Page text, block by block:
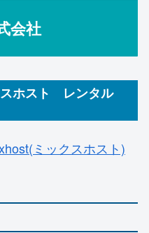
会社
スト レンタル
ミックスホスト)